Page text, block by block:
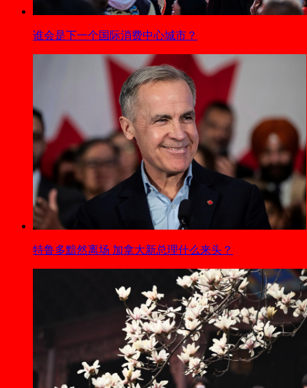
谁会是下一个国际消费中心城市？
特鲁多黯然离场 加拿大新总理什么来头？